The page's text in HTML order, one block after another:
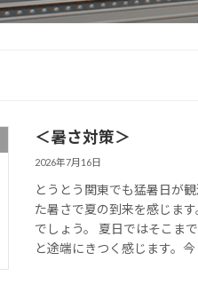
＜暑さ対策＞
2026年7月16日
とうとう関東でも猛暑日が
た暑さで夏の到来を感じま
でしょう。 夏日ではそこま
と途端にきつく感じます。